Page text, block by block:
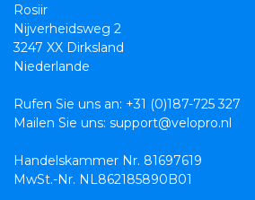
Rosiir
Nijverheidsweg 2
3247 XX Dirksland
Niederlande
Rufen Sie uns an: +31 (0)187-725 327
Mailen Sie uns: support@velopro.nl
Handelskammer Nr. 81697619
MwSt.-Nr. NL862185890B01